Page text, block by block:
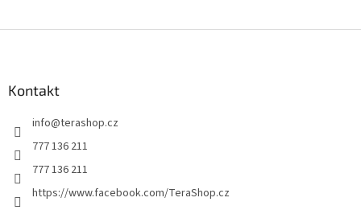
Kontakt
info@terashop.cz
777 136 211
777 136 211
https://www.facebook.com/TeraShop.cz